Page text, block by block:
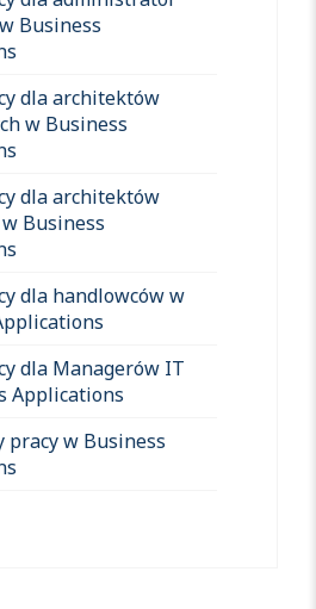
Business
dla architektów
w Business
dla architektów
Business
dla handlowców w
dla Managerów IT
Applications
pracy w Business